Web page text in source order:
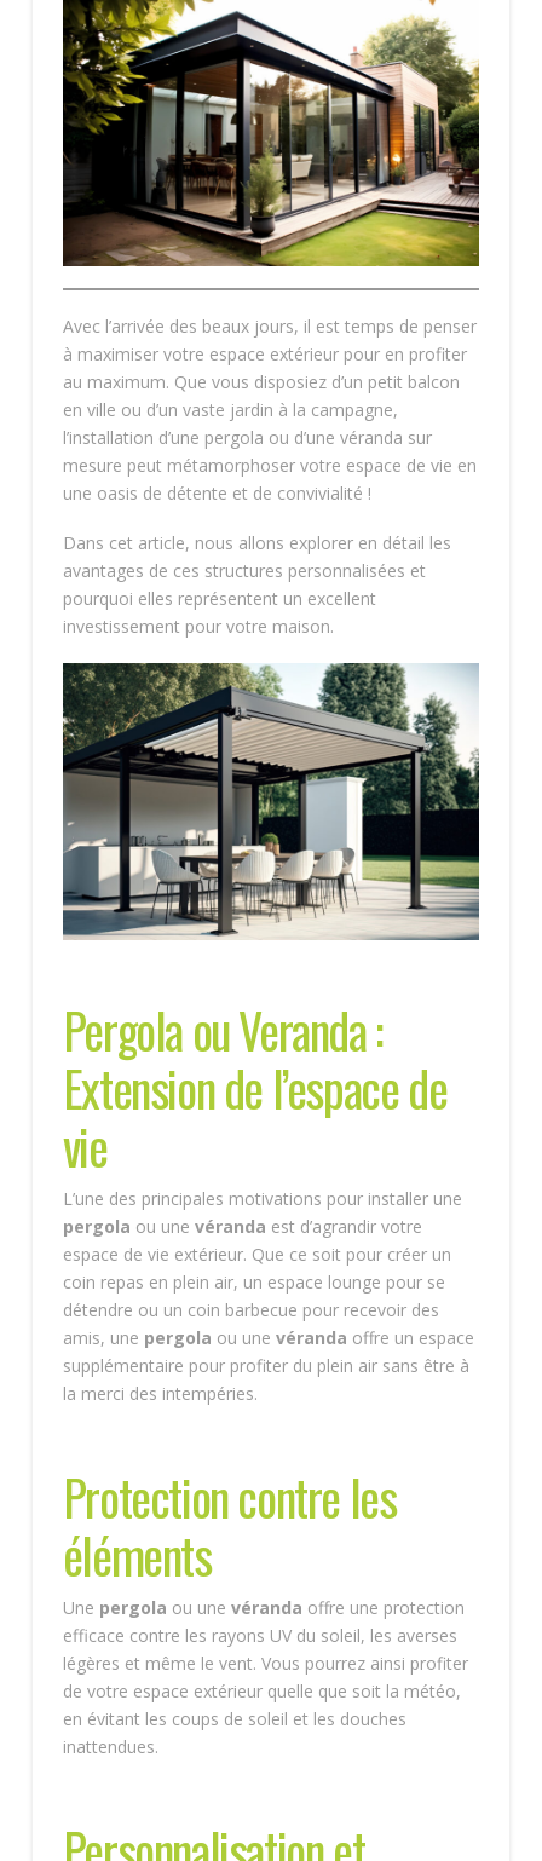
Avec l’arrivée des beaux jours, il est temps de penser
à maximiser votre espace extérieur pour en profiter
au maximum. Que vous disposiez d’un petit balcon
en ville ou d’un vaste jardin à la campagne,
l’installation d’une pergola ou d’une véranda sur
mesure peut métamorphoser votre espace de vie en
une oasis de détente et de convivialité !
Dans cet article, nous allons explorer en détail les
avantages de ces structures personnalisées et
pourquoi elles représentent un excellent
investissement pour votre maison.
Pergola ou Veranda :
Extension de l’espace de
vie
L’une des principales motivations pour installer une
pergola ou une véranda est d’agrandir votre
espace de vie extérieur. Que ce soit pour créer un
coin repas en plein air, un espace lounge pour se
détendre ou un coin barbecue pour recevoir des
amis, une pergola ou une véranda offre un espace
supplémentaire pour profiter du plein air sans être à
la merci des intempéries.
Protection contre les
éléments
Une pergola ou une véranda offre une protection
efficace contre les rayons UV du soleil, les averses
légères et même le vent. Vous pourrez ainsi profiter
de votre espace extérieur quelle que soit la météo,
en évitant les coups de soleil et les douches
inattendues.